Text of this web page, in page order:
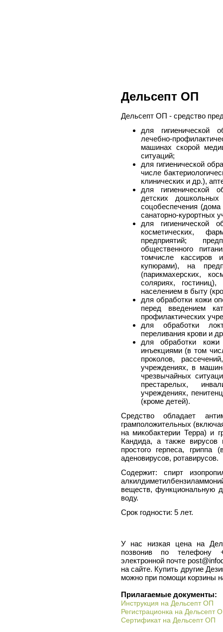
Дельсепт ОП
Дельсепт ОП - средство
для гигиенической
лечебно-
машинах скорой
ситуаций;
для гигиенической
числе
клинических и др.),
для гигиенической
детских
соцобеспечения
санаторно-курортных
для гигиенической
косметических,
предприятий;
общественного
томчисле
купюрами), на
(парикмахерских,
соляриях,
населением в быту
для обработки кожи
перед введением
профилактических
для обработки
переливания крови и
для обработки кожи
инъекциями (в том
проколов,
учреждениях, в
чрезвычайных
престарелых,
учреждениях,
(кроме детей).
Средство обладает
грамположительных
на микобактерии Терра) и
Кандида, а также
простого герпеса,
аденовирусов, ротавирусов.
Содержит: спирт
веществ, функциональную
воду.
Срок годности: 5 лет.
У нас низкая цена на
позвонив по телефону
электронной почте
на сайте. Купить другие
можно при помощи корзины
Прилагаемые документы:
Инструкция на Дельсепт ОП
Регистрационка на Дельсепт
Сертификат на Дельсепт ОП